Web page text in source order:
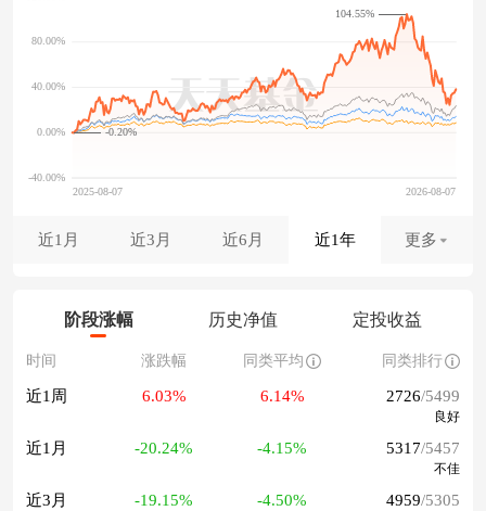
-0.20%
104.55%
近1月 近3月 近6月 近1年 更多
阶段涨幅 历史净值 定投收益
时间 涨跌幅 同类平均 同类排行
近1周 6.03% 6.14% 2726/5499
良好
近1月 -20.24% -4.15% 5317/5457
不佳
近3月 -19.15% -4.50% 4959/5305